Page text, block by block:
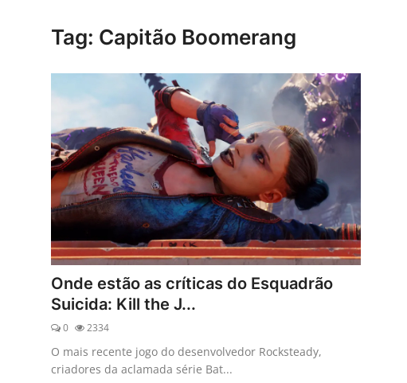
Tecnologia e Games
Tag: Capitão Boomerang
Onde estão as críticas do Esquadrão
Suicida: Kill the J...
0 2334
O mais recente jogo do desenvolvedor Rocksteady,
criadores da aclamada série Bat...